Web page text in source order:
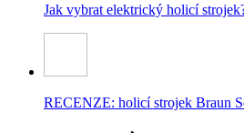
Jak vybrat elektrický holicí
RECENZE: holicí strojek Braun